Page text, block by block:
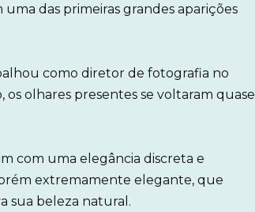
das primeiras grandes aparições
como diretor de fotografia no
olhares presentes se voltaram quase
com uma elegância discreta e
extremamente elegante, que
sua beleza natural.